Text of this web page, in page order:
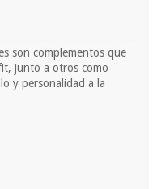
son complementos que
junto a otros como
y personalidad a la